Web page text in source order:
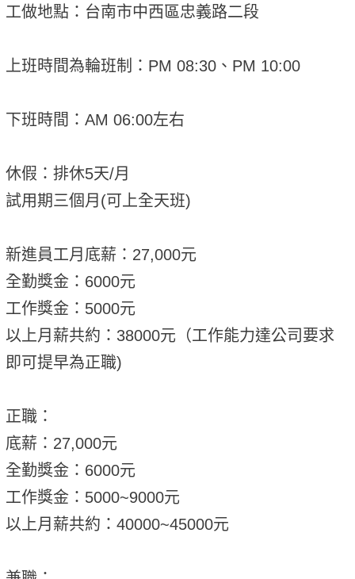
工做地點：台南市中西區忠義路二段
上班時間為輪班制：PM 08:30、PM 10:00
下班時間：AM 06:00左右
休假：排休5天/月
試用期三個月(可上全天班)
新進員工月底薪：27,000元
全勤獎金：6000元
工作獎金：5000元
以上月薪共約：38000元（工作能力達公司要求
即可提早為正職)
正職：
底薪：27,000元
全勤獎金：6000元
工作獎金：5000~9000元
以上月薪共約：40000~45000元